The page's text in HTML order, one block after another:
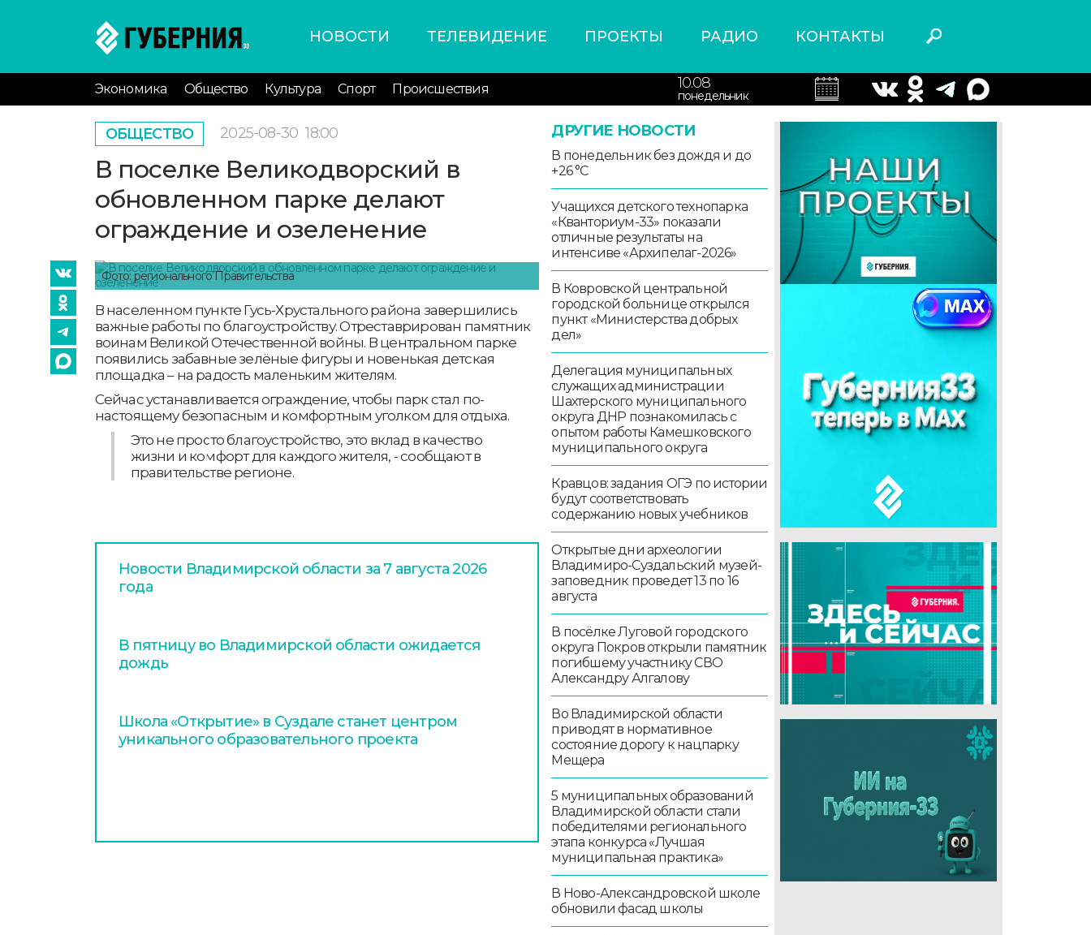
НОВОСТИ ТЕЛЕВИДЕНИЕ ПРОЕКТЫ РАДИО КОНТАКТЫ
Экономика Общество Культура Спорт Происшествия 10.08
понедельник
ОБЩЕСТВО 2025-08-30 18:00
В поселке Великодворский в
обновленном парке делают
ограждение и озеленение
Фото: регионального Правительства
В населенном пункте Гусь-Хрустального района завершились
важные работы по благоустройству. Отреставрирован памятник
воинам Великой Отечественной войны. В центральном парке
появились забавные зелёные фигуры и новенькая детская
площадка – на радость маленьким жителям.
Сейчас устанавливается ограждение, чтобы парк стал по-
настоящему безопасным и комфортным уголком для отдыха.
Это не просто благоустройство, это вклад в качество
жизни и комфорт для каждого жителя, - сообщают в
правительстве регионе.
Новости Владимирской области за 7 августа 2026
года
В пятницу во Владимирской области ожидается
дождь
Школа «Открытие» в Суздале станет центром
уникального образовательного проекта
ДРУГИЕ НОВОСТИ
В понедельник без дождя и до
+26 °С
Учащихся детского технопарка
«Кванториум-33» показали
отличные результаты на
интенсиве «Архипелаг-2026»
В Ковровской центральной
городской больнице открылся
пункт «Министерства добрых
дел»
Делегация муниципальных
служащих администрации
Шахтерского муниципального
округа ДНР познакомилась с
опытом работы Камешковского
муниципального округа
Кравцов: задания ОГЭ по истории
будут соответствовать
содержанию новых учебников
Открытые дни археологии
Владимиро-Суздальский музей-
заповедник проведет 13 по 16
августа
В посёлке Луговой городского
округа Покров открыли памятник
погибшему участнику СВО
Александру Алгалову
Во Владимирской области
приводят в нормативное
состояние дорогу к нацпарку
Мещера
5 муниципальных образований
Владимирской области стали
победителями регионального
этапа конкурса «Лучшая
муниципальная практика»
В Ново-Александровской школе
обновили фасад школы